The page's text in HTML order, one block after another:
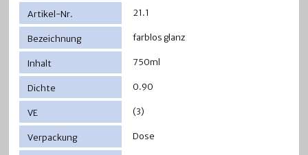
21.1
farblos glanz
750ml
0.90
(3)
Dose